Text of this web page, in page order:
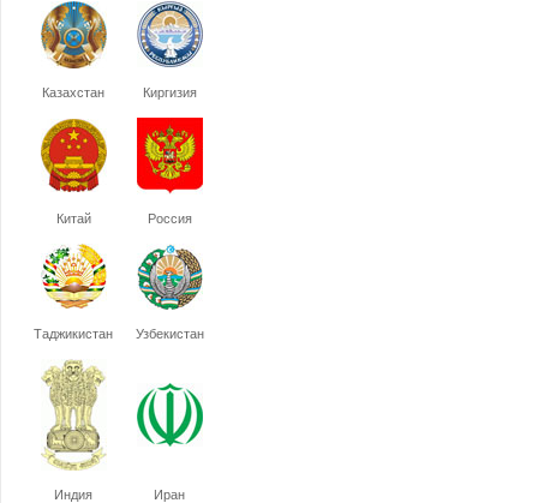
Казахстан Киргизия
Китай Россия
Таджикистан Узбекистан
Индия Иран